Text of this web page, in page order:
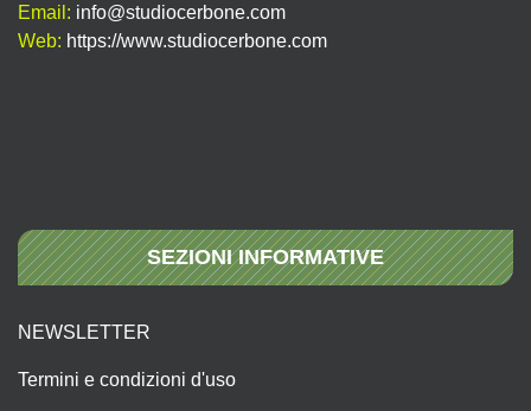
Email: info@studiocerbone.com
Web: https://www.studiocerbone.com
SEZIONI INFORMATIVE
NEWSLETTER
Termini e condizioni d'uso